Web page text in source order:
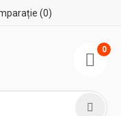
(0)
0